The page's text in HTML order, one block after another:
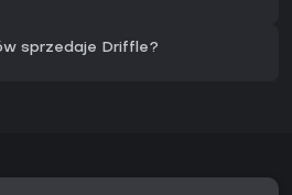
sprzedaje Driffle?